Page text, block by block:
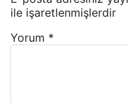
ile işaretlenmişlerdir
Yorum *